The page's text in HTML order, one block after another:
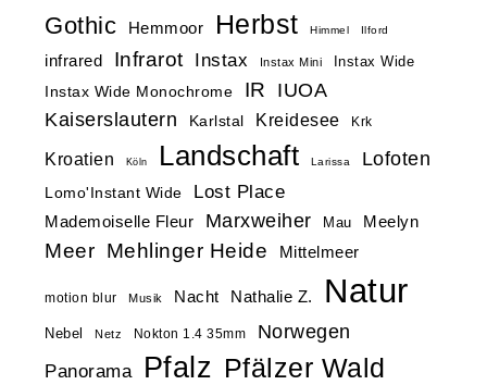
Gothic Hemmoor Herbst Himmel Ilford
infrared Infrarot Instax Instax Mini
Instax Wide
Instax Wide Monochrome
IR
IUOA
Kaiserslautern
Karlstal Kreidesee Krk
Kroatien Köln Landschaft Larissa Lofoten
Lomo'Instant Wide Lost Place
Mademoiselle Fleur Marxweiher Mau Meelyn
Meer Mehlinger Heide Mittelmeer
motion blur Musik Nacht Nathalie Z. Natur
Nebel Netz Nokton 1.4 35mm Norwegen
Panorama Pfalz Pfälzer Wald